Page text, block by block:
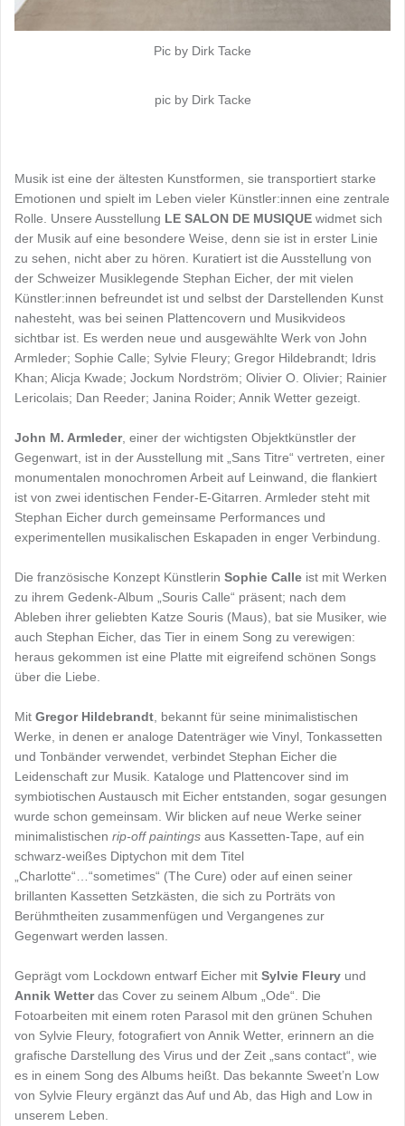
Pic by Dirk Tacke
pic by Dirk Tacke
Musik ist eine der ältesten Kunstformen, sie transportiert starke
Emotionen und spielt im Leben vieler Künstler:innen eine zentrale
Rolle. Unsere Ausstellung LE SALON DE MUSIQUE widmet sich
der Musik auf eine besondere Weise, denn sie ist in erster Linie
zu sehen, nicht aber zu hören. Kuratiert ist die Ausstellung von
der Schweizer Musiklegende Stephan Eicher, der mit vielen
Künstler:innen befreundet ist und selbst der Darstellenden Kunst
nahesteht, was bei seinen Plattencovern und Musikvideos
sichtbar ist. Es werden neue und ausgewählte Werk von John
Armleder; Sophie Calle; Sylvie Fleury; Gregor Hildebrandt; Idris
Khan; Alicja Kwade; Jockum Nordström; Olivier O. Olivier; Rainier
Lericolais; Dan Reeder; Janina Roider; Annik Wetter gezeigt.
John M. Armleder, einer der wichtigsten Objektkünstler der
Gegenwart, ist in der Ausstellung mit „Sans Titre“ vertreten, einer
monumentalen monochromen Arbeit auf Leinwand, die flankiert
ist von zwei identischen Fender-E-Gitarren. Armleder steht mit
Stephan Eicher durch gemeinsame Performances und
experimentellen musikalischen Eskapaden in enger Verbindung.
Die französische Konzept Künstlerin Sophie Calle ist mit Werken
zu ihrem Gedenk-Album „Souris Calle“ präsent; nach dem
Ableben ihrer geliebten Katze Souris (Maus), bat sie Musiker, wie
auch Stephan Eicher, das Tier in einem Song zu verewigen:
heraus gekommen ist eine Platte mit eigreifend schönen Songs
über die Liebe.
Mit Gregor Hildebrandt, bekannt für seine minimalistischen
Werke, in denen er analoge Datenträger wie Vinyl, Tonkassetten
und Tonbänder verwendet, verbindet Stephan Eicher die
Leidenschaft zur Musik. Kataloge und Plattencover sind im
symbiotischen Austausch mit Eicher entstanden, sogar gesungen
wurde schon gemeinsam. Wir blicken auf neue Werke seiner
minimalistischen rip-off paintings aus Kassetten-Tape, auf ein
schwarz-weißes Diptychon mit dem Titel
„Charlotte“…“sometimes“ (The Cure) oder auf einen seiner
brillanten Kassetten Setzkästen, die sich zu Porträts von
Berühmtheiten zusammenfügen und Vergangenes zur
Gegenwart werden lassen.
Geprägt vom Lockdown entwarf Eicher mit Sylvie Fleury und
Annik Wetterdas Cover zu seinem Album „Ode“. Die
Fotoarbeiten mit einem roten Parasol mit den grünen Schuhen
von Sylvie Fleury, fotografiert von Annik Wetter, erinnern an die
grafische Darstellung des Virus und der Zeit „sans contact“, wie
es in einem Song des Albums heißt. Das bekannte Sweet’n Low
von Sylvie Fleury ergänzt das Auf und Ab, das High and Low in
unserem Leben.